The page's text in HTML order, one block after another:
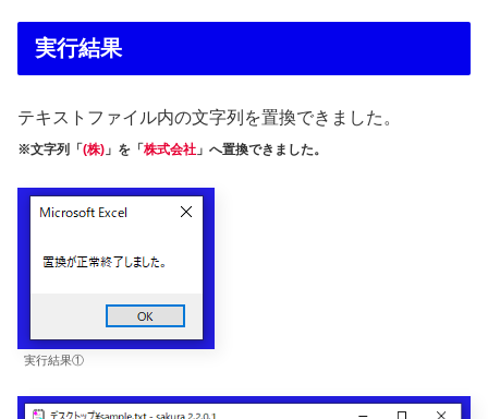
実行結果
テキストファイル内の文字列を置換できました。
※文字列「 (株) 」を「 株式会社 」へ置換できました。
実行結果①